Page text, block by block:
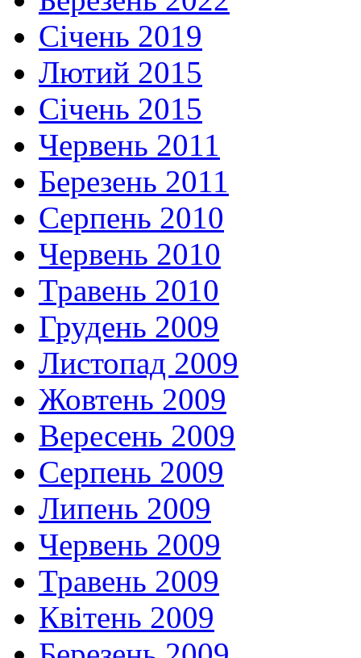
Січень 2019
Лютий 2015
Січень 2015
Червень 2011
Березень 2011
Серпень 2010
Червень 2010
Травень 2010
Грудень 2009
Листопад 2009
Жовтень 2009
Вересень 2009
Серпень 2009
Липень 2009
Червень 2009
Травень 2009
Квітень 2009